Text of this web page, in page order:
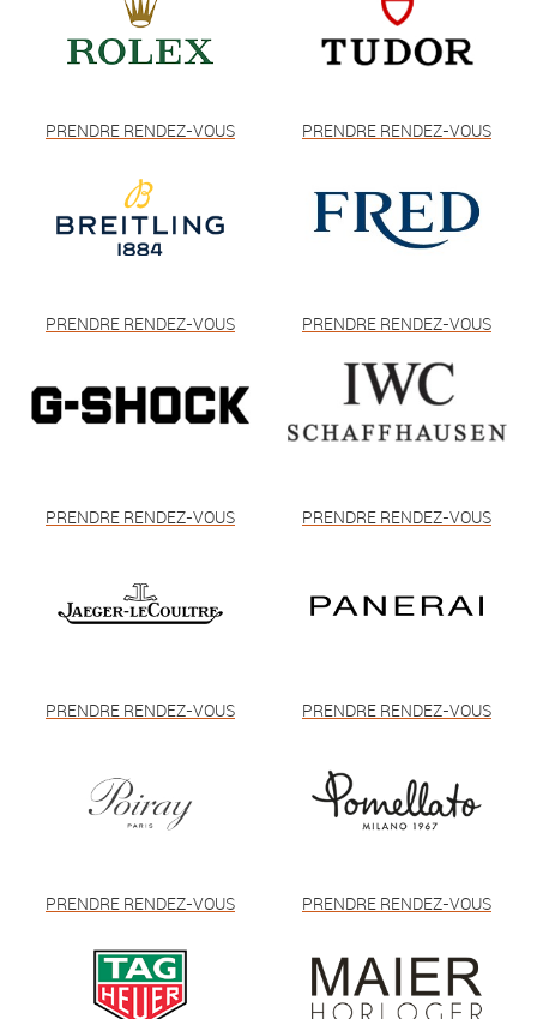
PRENDRE RENDEZ-VOUS PRENDRE RENDEZ-VOUS
PRENDRE RENDEZ-VOUS PRENDRE RENDEZ-VOUS
PRENDRE RENDEZ-VOUS PRENDRE RENDEZ-VOUS
PRENDRE RENDEZ-VOUS PRENDRE RENDEZ-VOUS
PRENDRE RENDEZ-VOUS PRENDRE RENDEZ-VOUS